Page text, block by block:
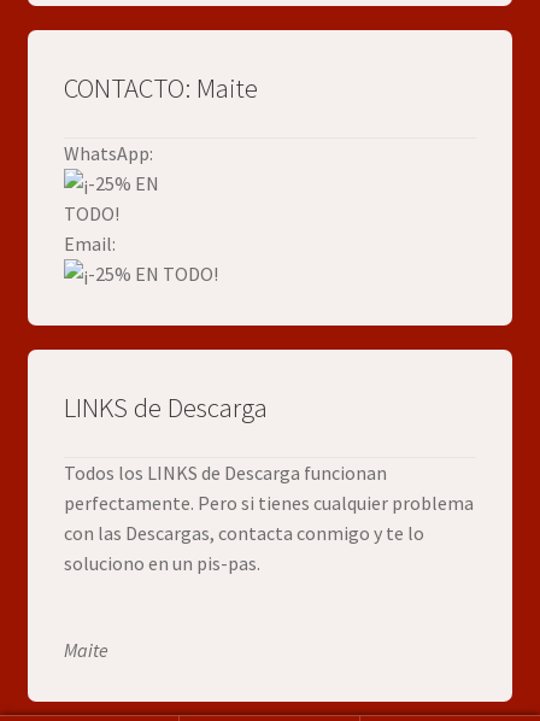
CONTACTO: Maite
WhatsApp:
Email:
LINKS de Descarga
Todos los LINKS de Descarga funcionan
perfectamente. Pero si tienes cualquier problema
con las Descargas, contacta conmigo y te lo
soluciono en un pis-pas.
Maite